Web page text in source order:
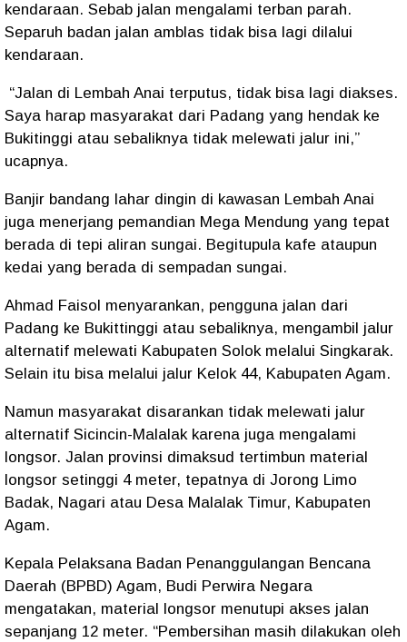
kendaraan. Sebab jalan mengalami terban parah.
Separuh badan jalan amblas tidak bisa lagi dilalui
kendaraan.
“Jalan di Lembah Anai terputus, tidak bisa lagi diakses.
Saya harap masyarakat dari Padang yang hendak ke
Bukitinggi atau sebaliknya tidak melewati jalur ini,”
ucapnya.
Banjir bandang lahar dingin di kawasan Lembah Anai
juga menerjang pemandian Mega Mendung yang tepat
berada di tepi aliran sungai. Begitupula kafe ataupun
kedai yang berada di sempadan sungai.
Ahmad Faisol menyarankan, pengguna jalan dari
Padang ke Bukittinggi atau sebaliknya, mengambil jalur
alternatif melewati Kabupaten Solok melalui Singkarak.
Selain itu bisa melalui jalur Kelok 44, Kabupaten Agam.
Namun masyarakat disarankan tidak melewati jalur
alternatif Sicincin-Malalak karena juga mengalami
longsor. Jalan provinsi dimaksud tertimbun material
longsor setinggi 4 meter, tepatnya di Jorong Limo
Badak, Nagari atau Desa Malalak Timur, Kabupaten
Agam.
Kepala Pelaksana Badan Penanggulangan Bencana
Daerah (BPBD) Agam, Budi Perwira Negara
mengatakan, material longsor menutupi akses jalan
sepanjang 12 meter. “Pembersihan masih dilakukan oleh